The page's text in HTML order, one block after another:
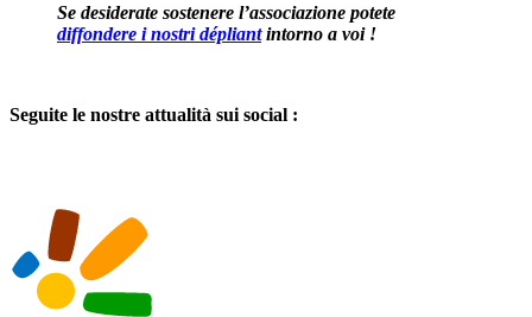
Se desiderate sostenere l’associazione potete
diffondere i nostri dépliantintorno a voi !
Seguite le nostre attualità sui social :